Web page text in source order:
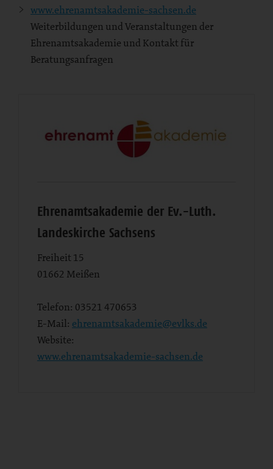
www.ehrenamtsakademie-sachsen.de
Weiterbildungen und Veranstaltungen der
Ehrenamtsakademie und Kontakt für
Beratungsanfragen
Ehrenamtsakademie der Ev.-Luth.
Landeskirche Sachsens
Freiheit 15
01662 Meißen
Telefon: 03521 470653
E-Mail: ehrenamtsakademie@evlks.de
Website:
www.ehrenamtsakademie-sachsen.de